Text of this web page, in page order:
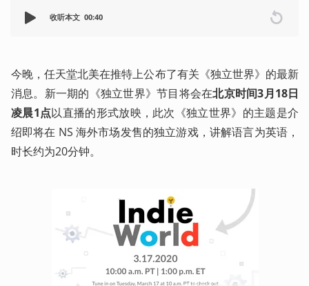
收听本文 00:40
今晚，任天堂北美在推特上公布了有关《独立世界》的最新
消息。新一期的《独立世界》节目将会在北京时间3月18日
凌晨1点以直播的形式放映，此次《独立世界》的主题是介
绍即将在 NS 海外市场发售的独立游戏，讲解语言为英语，
时长约为20分钟。